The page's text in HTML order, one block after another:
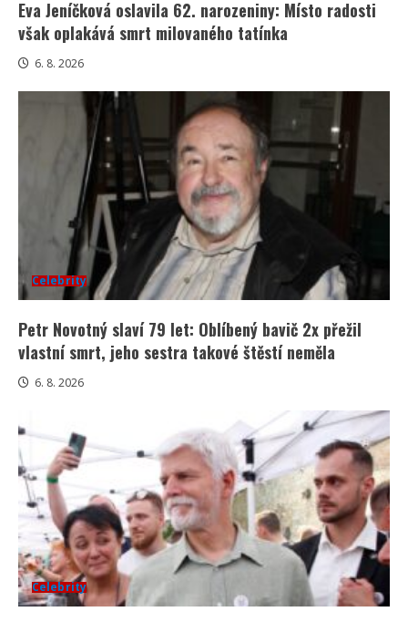
Eva Jeníčková oslavila 62. narozeniny: Místo radosti
však oplakává smrt milovaného tatínka
6. 8. 2026
Celebrity
Petr Novotný slaví 79 let: Oblíbený bavič 2x přežil
vlastní smrt, jeho sestra takové štěstí neměla
6. 8. 2026
Celebrity